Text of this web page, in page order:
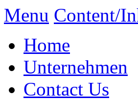
Menu Content/
Home
Unternehmen
Contact Us